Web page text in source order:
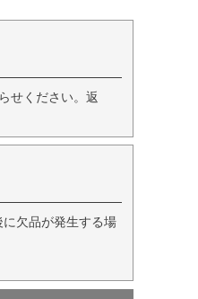
せください。返
欠品が発生する場